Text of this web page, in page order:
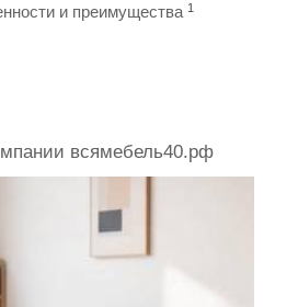
и преимущества 1
всямебель40.рф